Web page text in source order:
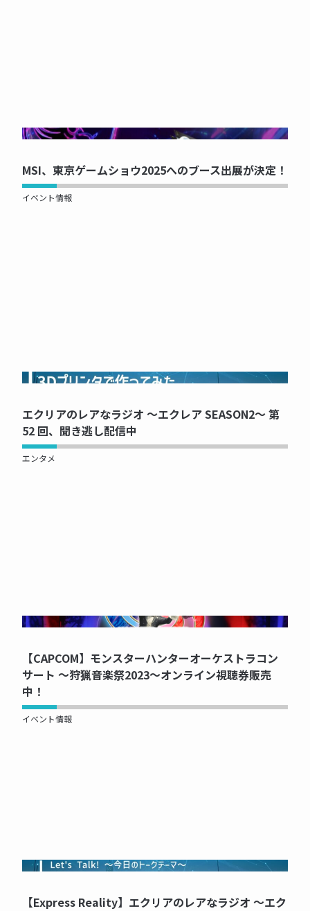
NOW PRINTING...
MSI、東京ゲームショウ2025へのブース出展が決定！
イベント情報
NOW PRINTING...
エクリアのレアなラジオ ～エクレア SEASON2～ 第
52 回、聞き逃し配信中
エンタメ
NOW PRINTING...
【CAPCOM】モンスターハンターオーケストラコン
サート ～狩猟音楽祭2023～オンライン視聴券販売
中！
イベント情報
NOW PRINTING...
【Express Reality】エクリアのレアなラジオ ～エク